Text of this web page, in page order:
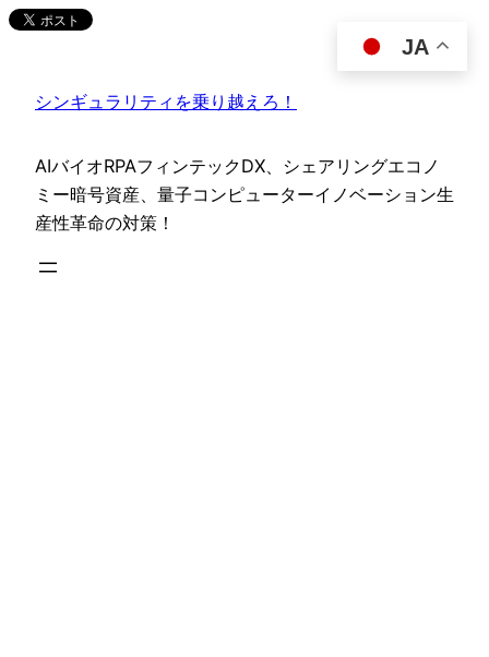
内
ス
ッ
プ
シンギュラリティを乗り越えろ！
AIバイオRPAフィンテックDX、シェアリングエコノ
ミー暗号資産、量子コンピューターイノベーション生
産性革命の対策！
JA